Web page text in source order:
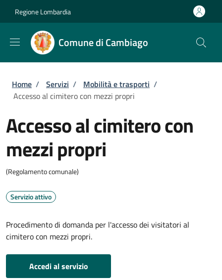
Regione Lombardia
Comune di Cambiago
Briciole di pane
Home / Servizi / Mobilità e trasporti /
Accesso al cimitero con mezzi propri
Accesso al cimitero con
mezzi propri
(Regolamento comunale)
Servizio attivo
Procedimento di domanda per l'accesso dei visitatori al
cimitero con mezzi propri.
Accedi al servizio